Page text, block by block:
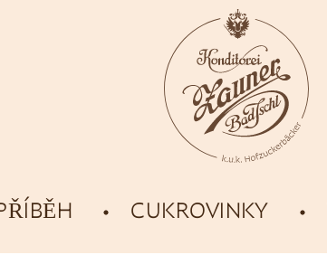
CUKROVINKY